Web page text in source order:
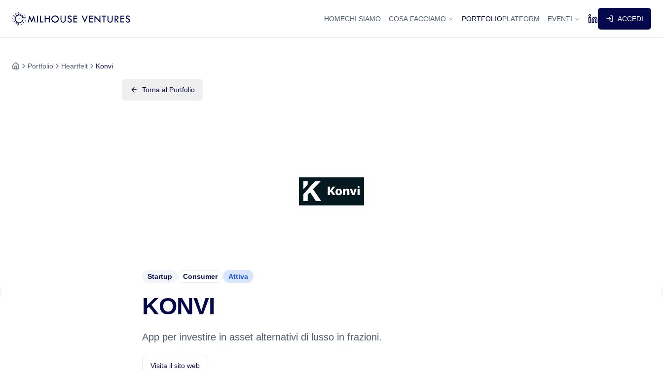
HOMECHI SIAMO COSA FACCIAMO PORTFOLIOPLATFORM EVENTI ACCEDI
Portfolio Heartfelt Konvi
Torna al Portfolio
Startup Consumer Attiva
KONVI
App per investire in asset alternativi di lusso in frazioni.
Visita il sito web